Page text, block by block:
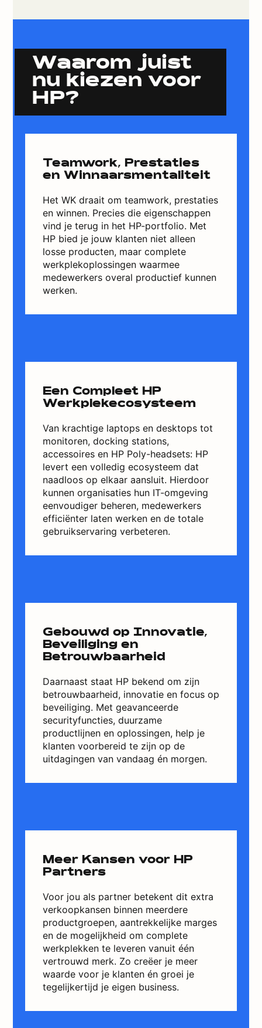
Waarom juist
nu kiezen voor
HP?
Teamwork, Prestaties
en Winnaarsmentaliteit
Het WK draait om teamwork, prestaties
en winnen. Precies die eigenschappen
vind je terug in het HP-portfolio. Met
HP bied je jouw klanten niet alleen
losse producten, maar complete
werkplekoplossingen waarmee
medewerkers overal productief kunnen
werken.
Een Compleet HP
Werkplekecosysteem
Van krachtige laptops en desktops tot
monitoren, docking stations,
accessoires en HP Poly-headsets: HP
levert een volledig ecosysteem dat
naadloos op elkaar aansluit. Hierdoor
kunnen organisaties hun IT-omgeving
eenvoudiger beheren, medewerkers
efficiënter laten werken en de totale
gebruikservaring verbeteren.
Gebouwd op Innovatie,
Beveiliging en
Betrouwbaarheid
Daarnaast staat HP bekend om zijn
betrouwbaarheid, innovatie en focus op
beveiliging. Met geavanceerde
securityfuncties, duurzame
productlijnen en oplossingen, help je
klanten voorbereid te zijn op de
uitdagingen van vandaag én morgen.
Meer Kansen voor HP
Partners
Voor jou als partner betekent dit extra
verkoopkansen binnen meerdere
productgroepen, aantrekkelijke marges
en de mogelijkheid om complete
werkplekken te leveren vanuit één
vertrouwd merk. Zo creëer je meer
waarde voor je klanten én groei je
tegelijkertijd je eigen business.